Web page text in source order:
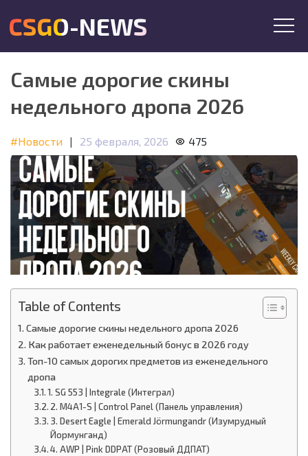
CSGO-NEWS
Самые дорогие скины
недельного дропа 2026
#Новости | 25 февраля, 2026 475
Table of Contents
Самые дорогие скины недельного дропа 2026
Как работает еженедельный бонус в 2026 году
Топ-10 самых дорогих предметов из еженедельного
дропа
1. SG 553 | Integrale (Интеграл)
2. M4A1-S | Control Panel (Панель управления)
3. Desert Eagle | Emerald Jörmungandr (Изумрудный
Йормунганд)
4. AWP | Pink DDPAT (Розовый ДДПАТ)